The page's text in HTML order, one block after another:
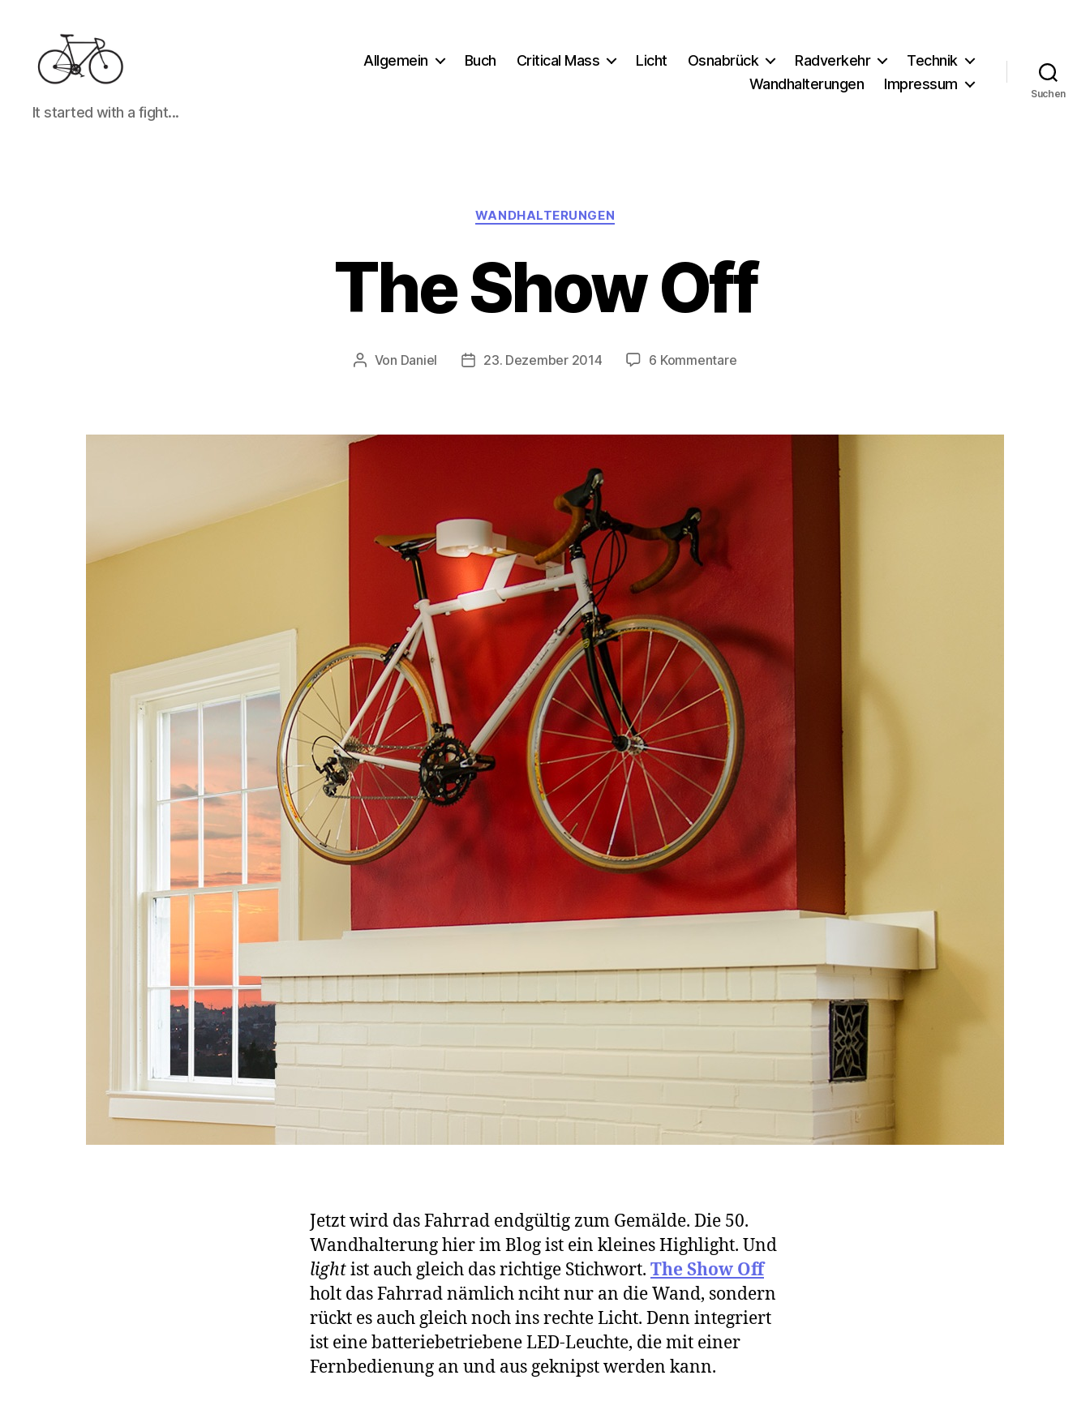
It
started
It started with a fight...
Allgemein Buch Critical Mass Licht Osnabrück Radverkehr
Technik
Wandhalterungen
Impressum
Suchen
Kategorien
WANDHALTERUNGEN
The Show Off
Beitragsautor
Von Daniel Beitragsdatum
23. Dezember 2014 6 Kommentarezu
Jetzt wird das Fahrrad endgültig zum Gemälde. Die 50.
Wandhalterung hier im Blog ist ein kleines Highlight. Und
lightist auch gleich das richtige Stichwort. The Show Off
holt das Fahrrad nämlich nciht nur an die Wand, sondern
rückt es auch gleich noch ins rechte Licht. Denn integriert
ist eine batteriebetriebene LED-Leuchte, die mit einer
Fernbedienung an und aus geknipst werden kann.